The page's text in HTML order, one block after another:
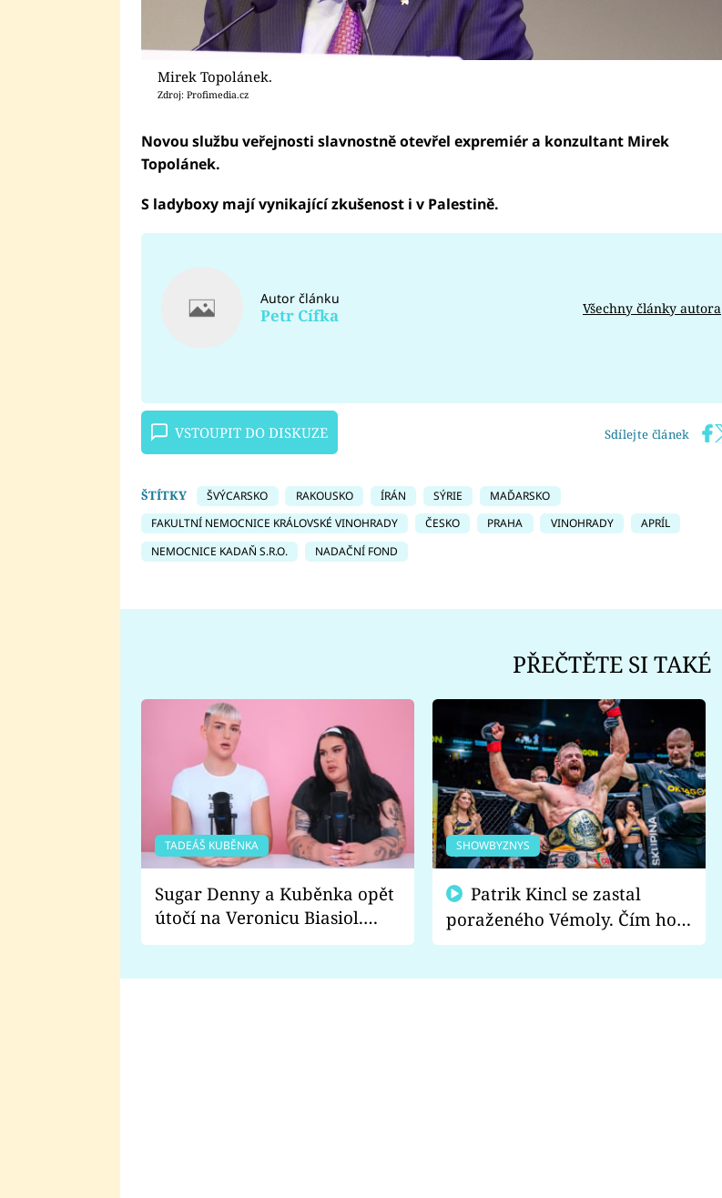
Mirek Topolánek.
Zdroj: Profimedia.cz
Novou službu veřejnosti slavnostně otevřel expremiér a konzultant Mirek
Topolánek.
S ladyboxy mají vynikající zkušenost i v Palestině.
Autor článku
Petr Cífka Všechny články autora
VSTOUPIT DO DISKUZE Sdílejte článek
ŠTÍTKY ŠVÝCARSKO RAKOUSKO ÍRÁN SÝRIE
MAĎARSKO
FAKULTNÍ NEMOCNICE KRÁLOVSKÉ VINOHRADY
ČESKO PRAHA VINOHRADY
APRÍL
NEMOCNICE KADAŇ S.R.O.
NADAČNÍ FOND
PŘEČTĚTE SI TAKÉ
TADEÁŠ KUBĚNKA
Sugar Denny a Kuběnka opět
útočí na Veronicu Biasiol.
Proč je podle nich falešná a
SHOWBYZNYS
poraženého Vémoly. Čím ho
fanoušci naštvali?